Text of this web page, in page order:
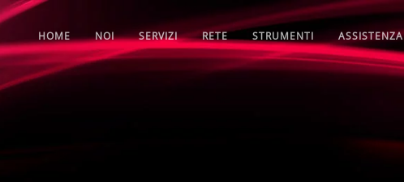
HOME NOI SERVIZI RETE STRUMENTI ASSISTENZA